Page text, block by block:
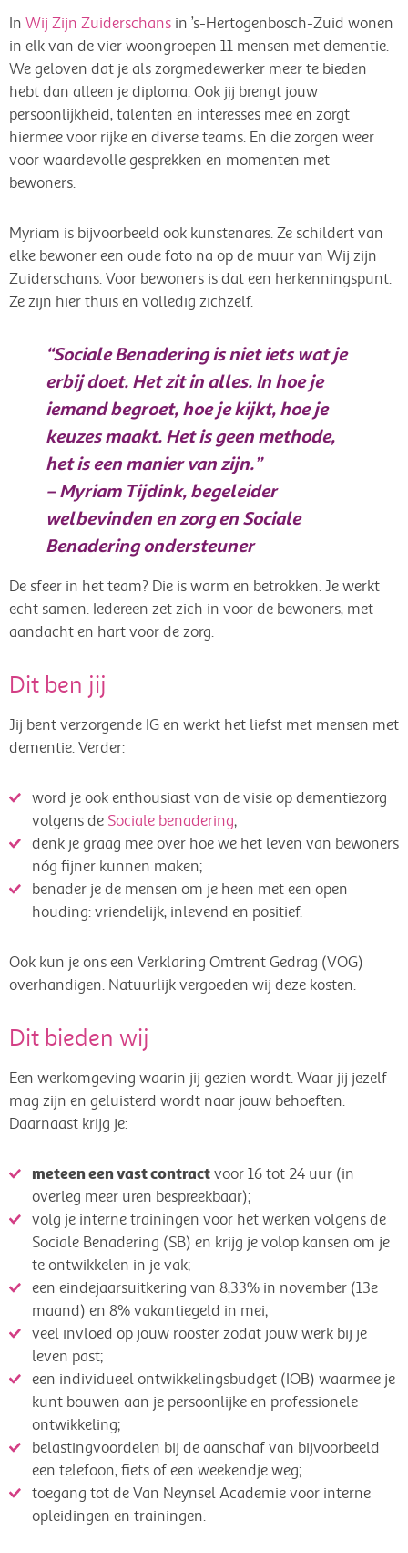
In Wij Zijn Zuiderschans in ’s-Hertogenbosch-Zuid wonen
in elk van de vier woongroepen 11 mensen met dementie.
We geloven dat je als zorgmedewerker meer te bieden
hebt dan alleen je diploma. Ook jij brengt jouw
persoonlijkheid, talenten en interesses mee en zorgt
hiermee voor rijke en diverse teams. En die zorgen weer
voor waardevolle gesprekken en momenten met
bewoners.
Myriam is bijvoorbeeld ook kunstenares. Ze schildert van
elke bewoner een oude foto na op de muur van Wij zijn
Zuiderschans. Voor bewoners is dat een herkenningspunt.
Ze zijn hier thuis en volledig zichzelf.
“Sociale Benadering is niet iets wat je
erbij doet. Het zit in alles. In hoe je
iemand begroet, hoe je kijkt, hoe je
keuzes maakt. Het is geen methode,
het is een manier van zijn.”
– Myriam Tijdink, begeleider
welbevinden en zorg en Sociale
Benadering ondersteuner
De sfeer in het team? Die is warm en betrokken. Je werkt
echt samen. Iedereen zet zich in voor de bewoners, met
aandacht en hart voor de zorg.
Dit ben jij
Jij bent verzorgende IG en werkt het liefst met mensen met
dementie. Verder:
word je ook enthousiast van de visie op dementiezorg
volgens de Sociale benadering;
denk je graag mee over hoe we het leven van bewoners
nóg fijner kunnen maken;
benader je de mensen om je heen met een open
houding: vriendelijk, inlevend en positief.
Ook kun je ons een Verklaring Omtrent Gedrag (VOG)
overhandigen. Natuurlijk vergoeden wij deze kosten.
Dit bieden wij
Een werkomgeving waarin jij gezien wordt. Waar jij jezelf
mag zijn en geluisterd wordt naar jouw behoeften.
Daarnaast krijg je:
meteen een vast contractvoor 16 tot 24 uur (in
overleg meer uren bespreekbaar);
volg je interne trainingen voor het werken volgens de
Sociale Benadering (SB) en krijg je volop kansen om je
te ontwikkelen in je vak;
een eindejaarsuitkering van 8,33% in november (13e
maand) en 8% vakantiegeld in mei;
veel invloed op jouw rooster zodat jouw werk bij je
leven past;
een individueel ontwikkelingsbudget (IOB) waarmee je
kunt bouwen aan je persoonlijke en professionele
ontwikkeling;
belastingvoordelen bij de aanschaf van bijvoorbeeld
een telefoon, fiets of een weekendje weg;
toegang tot de Van Neynsel Academie voor interne
opleidingen en trainingen.